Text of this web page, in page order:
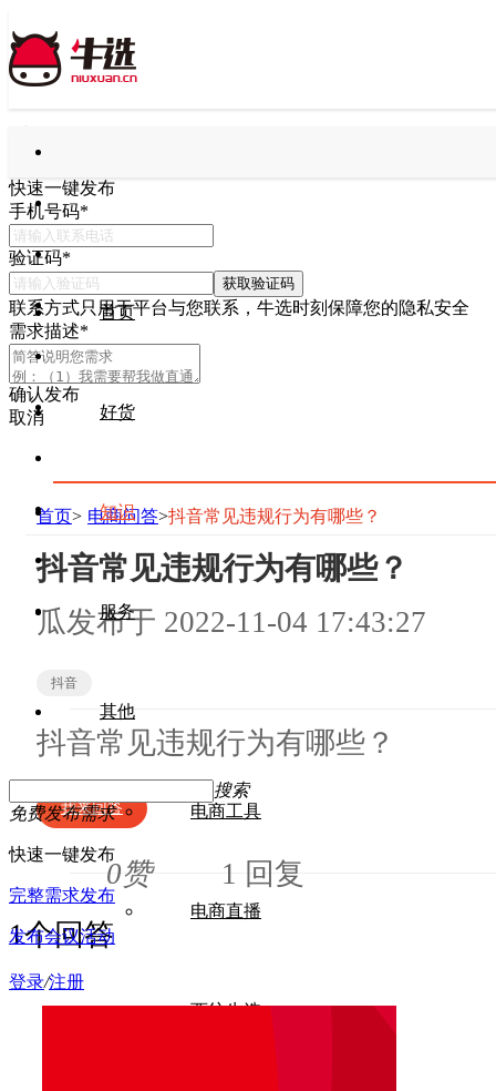
首页
好货
知识
服务
其他
电商工具
电商直播
西纺牛选
搜索
免费发布需求
快速一键发布
完整需求发布
发布会议活动
登录/注册
快速一键发布
手机号码*
验证码*
获取验证码
联系方式只用于平台与您联系，牛选时刻保障您的隐私安全
需求描述*
确认发布
取消
首页> 电商问答>抖音常见违规行为有哪些？
抖音常见违规行为有哪些？
瓜发布于 2022-11-04 17:43:27
抖音
抖音常见违规行为有哪些？
我来回答
0赞
1 回复
1个回答